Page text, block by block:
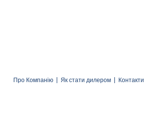
Про Компанію Як стати дилером Контакти